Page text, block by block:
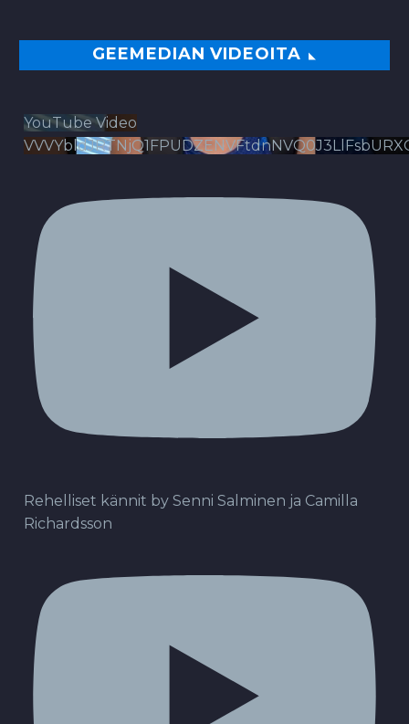
GEEMEDIAN VIDEOITA
YouTube Video
Rehelliset kännit by Senni Salminen ja Camilla
Richardsson